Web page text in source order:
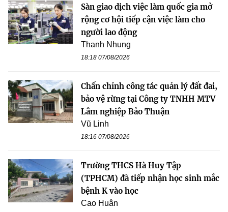
Sàn giao dịch việc làm quốc gia mở
rộng cơ hội tiếp cận việc làm cho
người lao động
Thanh Nhung
18:18 07/08/2026
Chấn chỉnh công tác quản lý đất đai,
bảo vệ rừng tại Công ty TNHH MTV
Lâm nghiệp Bảo Thuận
Vũ Linh
18:16 07/08/2026
Trường THCS Hà Huy Tập
(TPHCM) đã tiếp nhận học sinh mắc
bệnh K vào học
Cao Huân